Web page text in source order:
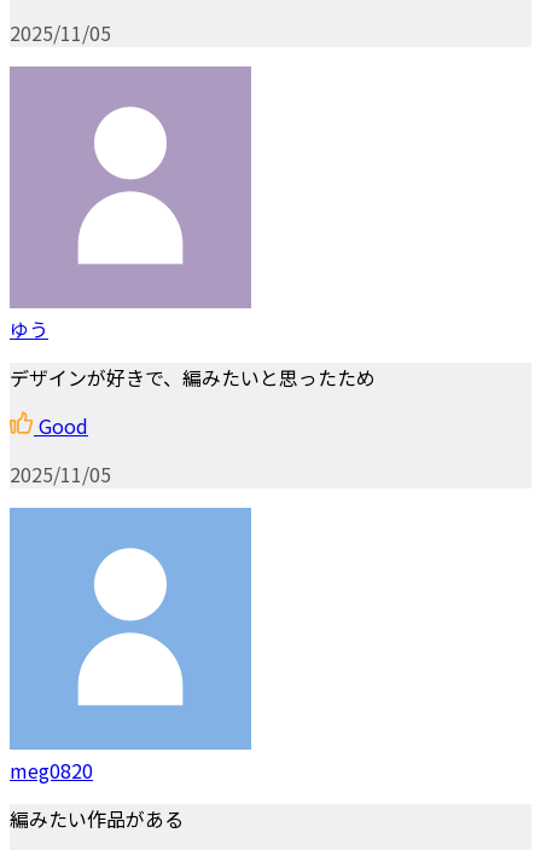
2025/11/05
ゆう
デザインが好きで、編みたいと思ったため
Good
2025/11/05
meg0820
編みたい作品がある